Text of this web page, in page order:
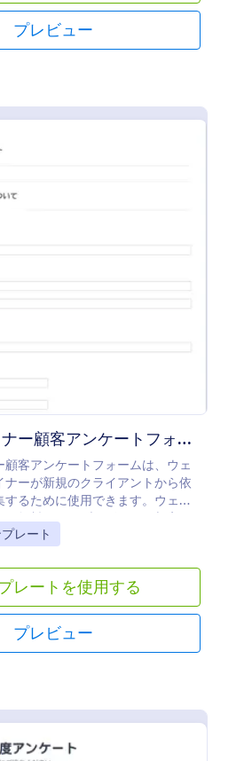
プレビュー
ウェブデザイナー顧客アンケートフォーム
顧客アンケートフォームは、ウェ
ナーが新規のクライアントから依
るために使用できます。ウェブ
無料のウェブデザイナー顧客ア
を使って、顧客に最適なウェブサ
とができます。ニーズに合わせて
ートをカスタマイズし、ウェブサ
り、メールで共有するだけで、フ
れた情報をJotformアカウントで直
できます。また、どのデバイスか
問を追加することができます。さ
る写真をアップロードしたり、フ
レート
レートを使用する
プレビュー